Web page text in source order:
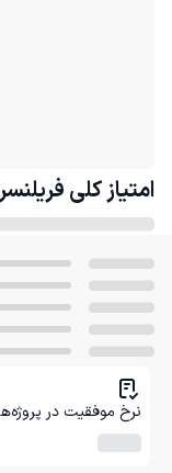
امتیاز کلی
نرخ موفقیت در